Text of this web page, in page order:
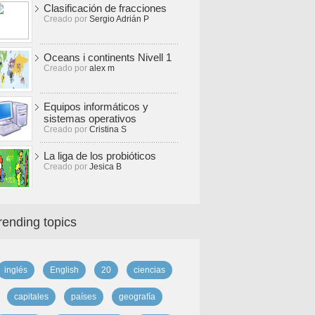
Clasificación de fracciones
Creado por Sergio Adrián P
Oceans i continents Nivell 1
Creado por alex m
Equipos informáticos y
sistemas operativos
Creado por Cristina S
La liga de los probióticos
Creado por Jesica B
topics
inglés English 20 ciencias
capitales países geografía